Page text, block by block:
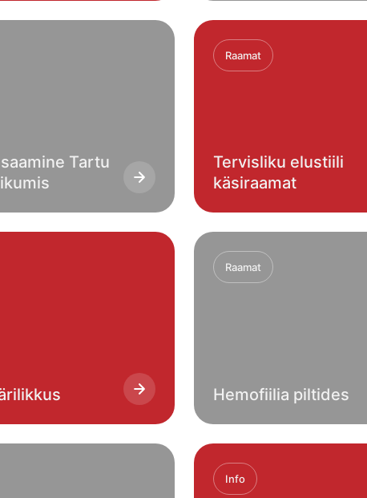
Tartu
Raamat
Tervisliku elustiili
käsiraamat
Raamat
Hemofiilia piltides
Info